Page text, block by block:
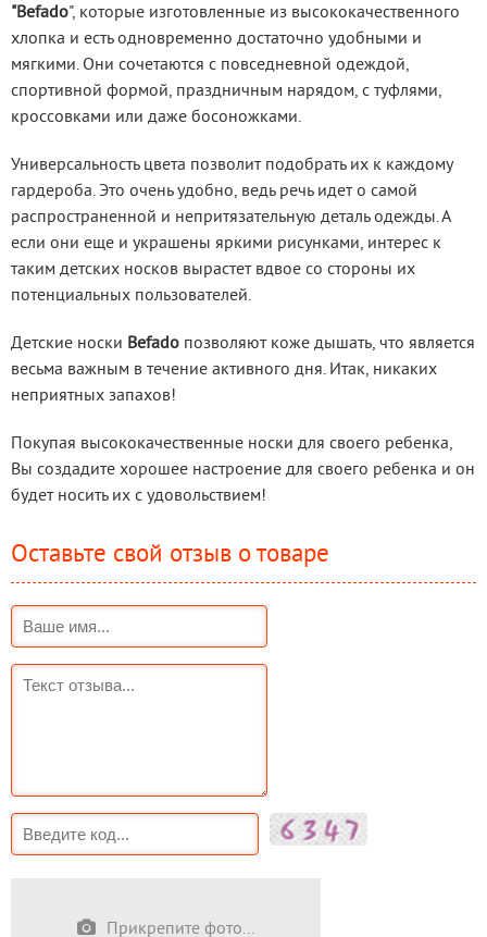
"Befado", которые изготовленные из высококачественного
хлопка и есть одновременно достаточно удобными и
мягкими. Они сочетаются с повседневной одеждой,
спортивной формой, праздничным нарядом, с туфлями,
кроссовками или даже босоножками.
Универсальность цвета позволит подобрать их к каждому
гардероба. Это очень удобно, ведь речь идет о самой
распространенной и непритязательную деталь одежды. А
если они еще и украшены яркими рисунками, интерес к
таким детских носков вырастет вдвое со стороны их
потенциальных пользователей.
Детские носки Befado позволяют коже дышать, что является
весьма важным в течение активного дня. Итак, никаких
неприятных запахов!
Покупая высококачественные носки для своего ребенка,
Вы создадите хорошее настроение для своего ребенка и он
будет носить их с удовольствием!
Оставьте свой отзыв о товаре
Прикрепите фото...